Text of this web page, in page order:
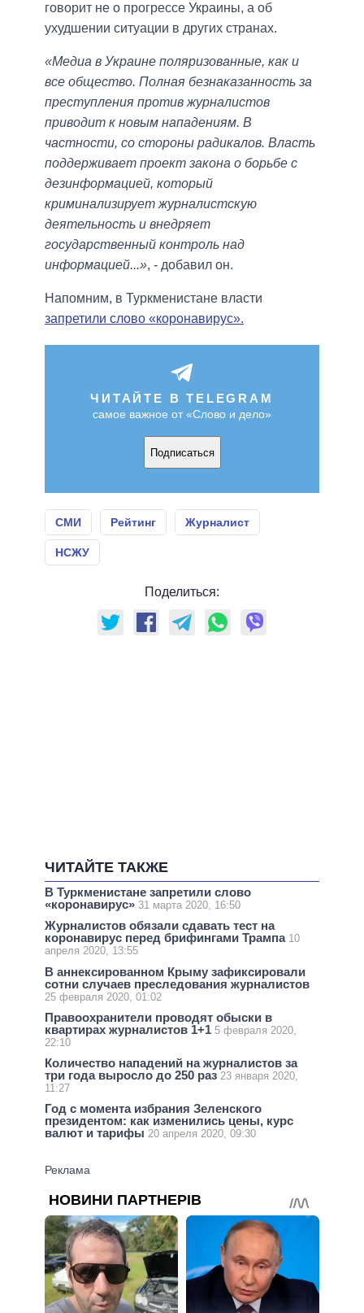
говорит не о прогрессе Украины, а об
ухудшении ситуации в других странах.
«Медиа в Украине поляризованные, как и
все общество. Полная безнаказанность за
преступления против журналистов
приводит к новым нападениям. В
частности, со стороны радикалов. Власть
поддерживает проект закона о борьбе с
дезинформацией, который
криминализирует журналистскую
деятельность и внедряет
государственный контроль над
информацией...», - добавил он.
Напомним, в Туркменистане власти
запретили слово «коронавирус».
ЧИТАЙТЕ В TELEGRAM
самое важное от «Слово и дело»
Подписаться
СМИ Рейтинг Журналист
НСЖУ
Поделиться:
ЧИТАЙТЕ ТАКЖЕ
В Туркменистане запретили слово
«коронавирус» 31 марта 2020, 16:50
Журналистов обязали сдавать тест на
коронавирус перед брифингами Трампа 10
апреля 2020, 13:55
В аннексированном Крыму зафиксировали
сотни случаев преследования журналистов
25 февраля 2020, 01:02
Правоохранители проводят обыски в
квартирах журналистов 1+1 5 февраля 2020,
22:10
Количество нападений на журналистов за
три года выросло до 250 раз 23 января 2020,
11:27
Год с момента избрания Зеленского
президентом: как изменились цены, курс
валют и тарифы 20 апреля 2020, 09:30